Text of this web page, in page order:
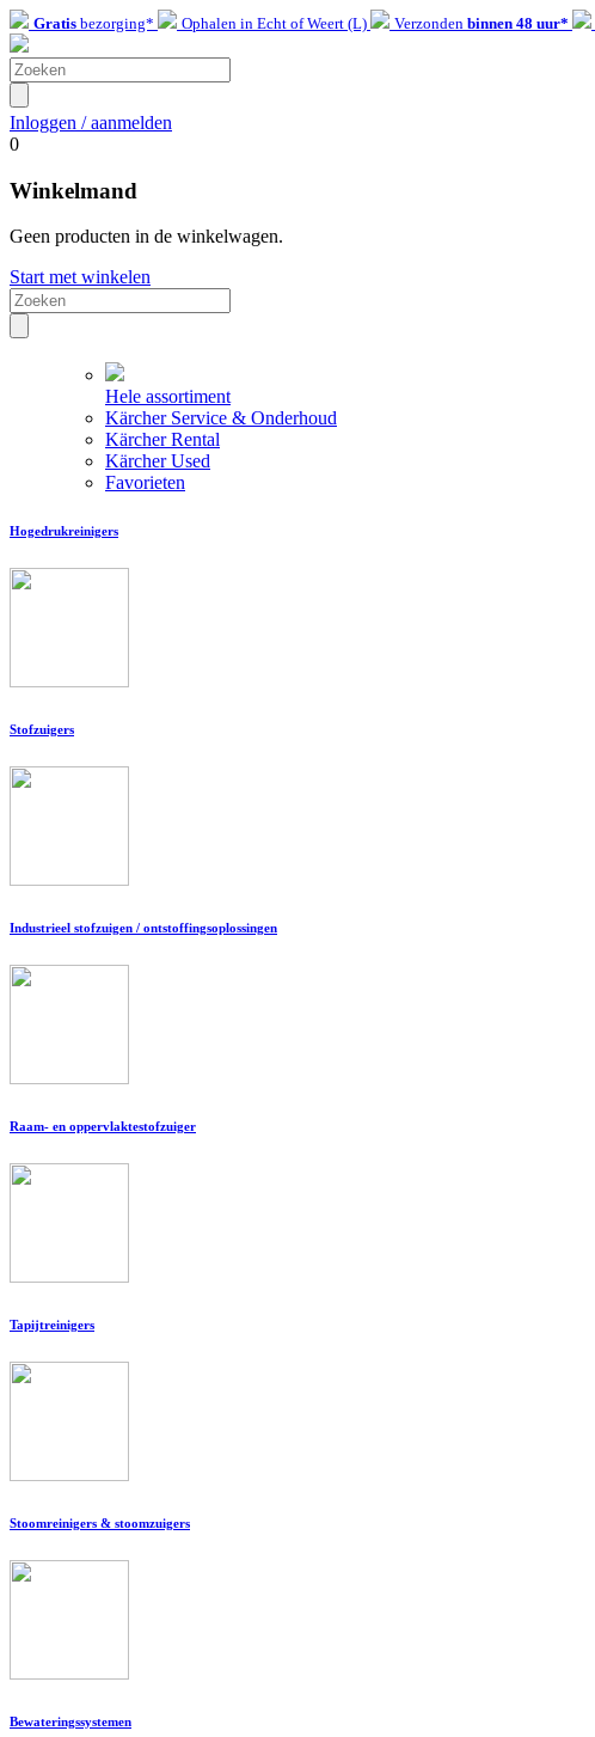
Gratis bezorging* Ophalen in Echt of Weert (L) Verzonden binnen 48 uur*
Inloggen / aanmelden
0
Winkelmand
Geen producten in de winkelwagen.
Start met winkelen
Hele assortiment
Kärcher Service & Onderhoud
Kärcher Rental
Kärcher Used
Favorieten
Hogedrukreinigers
Stofzuigers
Industrieel stofzuigen / ontstoffingsoplossingen
Raam- en oppervlaktestofzuiger
Tapijtreinigers
Stoomreinigers & stoomzuigers
Bewateringssystemen